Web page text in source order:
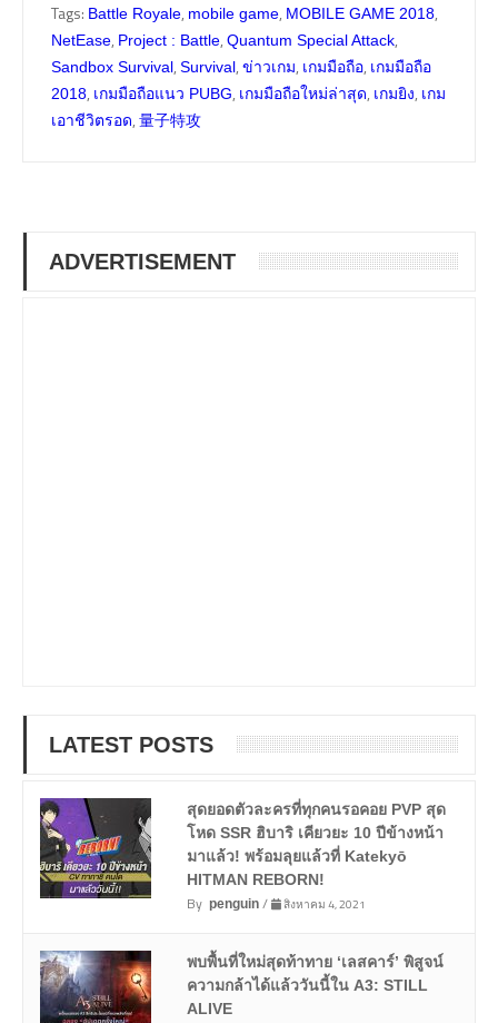
Tags: Battle Royale, mobile game, MOBILE GAME 2018,
NetEase, Project : Battle, Quantum Special Attack,
Sandbox Survival, Survival, ข่าวเกม, เกมมือถือ, เกมมือถือ
2018, เกมมือถือแนว PUBG, เกมมือถือใหม่ล่าสุด, เกมยิง, เกม
เอาชีวิตรอด, 量子特攻
ADVERTISEMENT
LATEST POSTS
สุดยอดตัวละครที่ทุกคนรอคอย PVP สุด
โหด SSR ฮิบาริ เคียวยะ 10 ปีข้างหน้า
มาแล้ว! พร้อมลุยแล้วที่ Katekyō
HITMAN REBORN!
By penguin/ สิงหาคม 4, 2021
พบพื้นที่ใหม่สุดท้าทาย ‘เลสคาร์’ พิสูจน์
ความกล้าได้แล้ววันนี้ใน A3: STILL
ALIVE